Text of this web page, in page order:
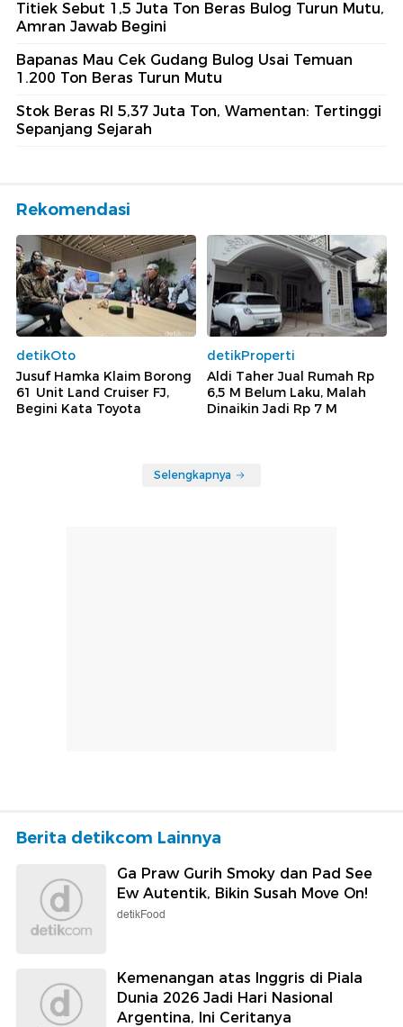
Titiek Sebut 1,5 Juta Ton Beras Bulog Turun Mutu,
Amran Jawab Begini
Bapanas Mau Cek Gudang Bulog Usai Temuan
1.200 Ton Beras Turun Mutu
Stok Beras RI 5,37 Juta Ton, Wamentan: Tertinggi
Sepanjang Sejarah
Rekomendasi
detikOto
Jusuf Hamka Klaim Borong
61 Unit Land Cruiser FJ,
Begini Kata Toyota
detikProperti
Aldi Taher Jual Rumah Rp
6,5 M Belum Laku, Malah
Dinaikin Jadi Rp 7 M
Selengkapnya
Berita detikcom Lainnya
Ga Praw Gurih Smoky dan Pad See
Ew Autentik, Bikin Susah Move On!
detikFood
Kemenangan atas Inggris di Piala
Dunia 2026 Jadi Hari Nasional
Argentina, Ini Ceritanya